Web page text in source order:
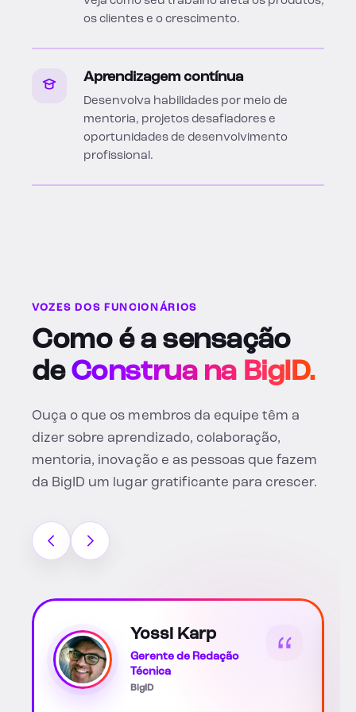
os clientes e o crescimento.
Aprendizagem contínua
Desenvolva habilidades por meio de
mentoria, projetos desafiadores e
oportunidades de desenvolvimento
profissional.
VOZES DOS FUNCIONÁRIOS
Como é a sensação
deConstrua na BigID.
Ouça o que os membros da equipe têm a
dizer sobre aprendizado, colaboração,
mentoria, inovação e as pessoas que fazem
da BigID um lugar gratificante para crescer.
Catarina Soto
Scott
Parceiro(a) Associado(a)
de Negócios de RH